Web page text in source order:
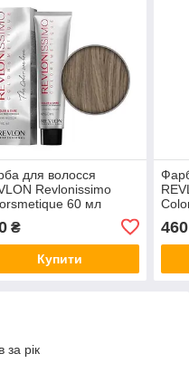
для волосся
Revlonissimo
60 мл
Середній бежевий
₴
Купити
460
за рік